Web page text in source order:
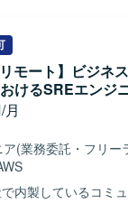
チするポジションです
てネットショップを
くことを支えるサ
無限に増えるショッ
決済を無事に完了さ
ショップがサービス
応える機能改善を継
値の高いプロダクト
エンドではGoや
装・改善、フロント
を用いたWebアプ
ます。GraphQLや
義の整備、AWS上で
・改善、Dockerベー
っていただきます。
ム開発、CI/CDパイ
も関わっていただきま
モート】ビジネ
けるSREエンジ
月
(業務委託・フリー
で内製しているコミ